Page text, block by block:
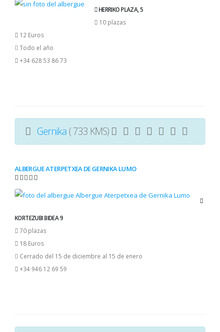
HERRIKO PLAZA, 5
10 plazas
12 Euros
Todo el año
+34 628 53 86 73
Gernika ( 733 KMS)
ALBERGUE ATERPETXEA DE GERNIKA LUMO
KORTEZUBI BIDEA 9
70 plazas
18 Euros
Cerrado del 15 de diciembre al 15 de enero
+34 946 12 69 59